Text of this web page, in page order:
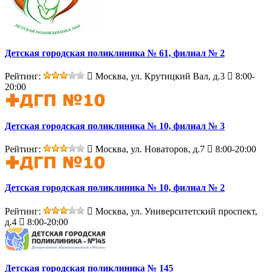
Детская городская поликлиника № 61, филиал № 2
Рейтинг: Москва, ул. Крутицкий Вал, д.3
8:00-
20:00
Детская городская поликлиника № 10, филиал № 3
Рейтинг: Москва, ул. Новаторов, д.7 8:00-20:00
Детская городская поликлиника № 10, филиал № 2
Рейтинг:
Москва, ул. Университетский проспект,
д.4
8:00-20:00
Детская городская поликлиника № 145